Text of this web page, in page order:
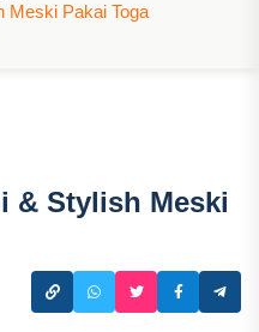
Meski Pakai Toga
& Stylish Meski